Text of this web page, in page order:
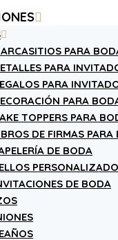
PARA
PARA
PARA
PARA
TOPPERS PARA
DE FIRMAS PARA
DE BODA
DE BODA